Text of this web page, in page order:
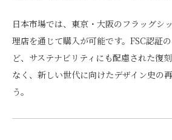
日本市場では、東京・大阪のフラッグシ
理店を通じて購入が可能です。FSC認証
ど、サステナビリティにも配慮された復
なく、新しい世代に向けたデザイン史の
う。